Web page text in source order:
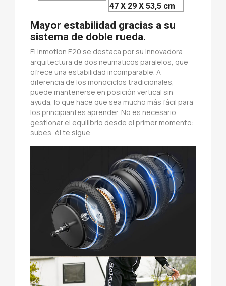
47 X 29 X 53,5 cm
Mayor estabilidad gracias a su
sistema de doble rueda.
El Inmotion E20 se destaca por su innovadora
arquitectura de dos neumáticos paralelos, que
ofrece una estabilidad incomparable. A
diferencia de los monociclos tradicionales,
puede mantenerse en posición vertical sin
ayuda, lo que hace que sea mucho más fácil para
los principiantes aprender. No es necesario
gestionar el equilibrio desde el primer momento:
subes, él te sigue.